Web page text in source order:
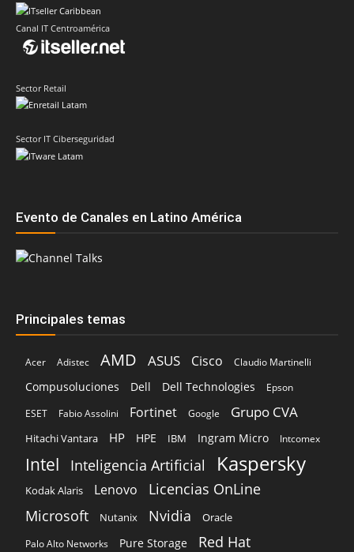
Canal IT Centroamérica
Sector Retail
Sector IT Ciberseguridad
Evento de Canales en Latino América
Principales temas
Acer Adistec AMD ASUS Cisco Claudio Martinelli
Compusoluciones Dell Dell Technologies
Epson
ESET
Fabio Assolini Fortinet Google Grupo CVA
Hitachi Vantara HP HPE IBM Ingram Micro Intcomex
Intel Inteligencia Artificial Kaspersky
Kodak Alaris Lenovo Licencias OnLine
Microsoft Nutanix Nvidia Oracle
Palo Alto Networks Pure Storage Red Hat